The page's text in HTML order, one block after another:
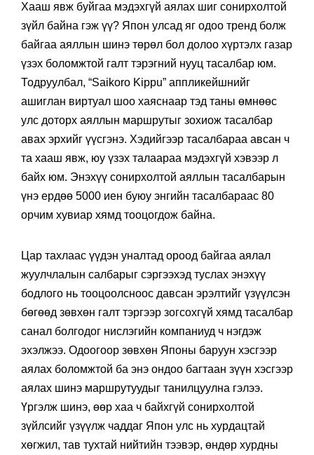
Хааш явж буйгаа мэдэхгүй аялах шиг сонирхолтой
зүйл байна гэж үү? Япон улсад яг одоо тренд болж
байгаа аяллын шинэ төрөл бол долоо хүртэлх газар
үзэх боломжтой галт тэрэгний нууц тасалбар юм.
Тодруулбал, “Saikoro Kippu” аппликейшнийг
ашиглан виртуал шоо хаяснаар тэд таны өмнөөс
улс доторх аяллын маршрутыг зохиож тасалбар
авах эрхийг үүсгэнэ. Хэдийгээр тасалбараа авсан ч
та хааш явж, юу үзэх талаараа мэдэхгүй хэвээр л
байх юм. Энэхүү сонирхолтой аяллын тасалбарын
үнэ ердөө 5000 иен буюу энгийн тасалбараас 80
орчим хувиар хямд тооцогдож байна.
Цар тахлаас үүдэн уналтад ороод байгаа аялал
жуулчлалын салбарыг сэргээхэд туслах энэхүү
бодлого нь тооцоолсноос давсан эрэлтийг үзүүлсэн
бөгөөд зөвхөн галт тэргээр зогсохгүй хямд тасалбар
санал болгодог нислэгийн компаниуд ч нэгдэж
эхэлжээ. Одоогоор зөвхөн Японы баруун хэсгээр
аялах боломжтой ба энэ ондоо багтаан зүүн хэсгээр
аялах шинэ маршрутуудыг танилцуулна гэлээ.
Үргэлж шинэ, өөр хаа ч байхгүй сонирхолтой
зүйлсийг үзүүлж чаддаг Япон улс нь хурдацтай
хөгжил, тав тухтай нийтийн тээвэр, өндөр хурдны